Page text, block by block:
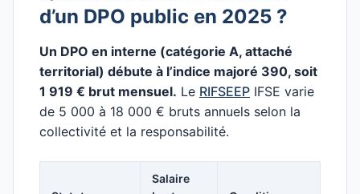
d’un DPO public en 2025 ?
Un DPO en interne (catégorie A, attaché
territorial) débute à l’indice majoré 390, soit
1 919 € brut mensuel. Le RIFSEEP IFSE varie
de 5 000 à 18 000 € bruts annuels selon la
collectivité et la responsabilité.
Salaire